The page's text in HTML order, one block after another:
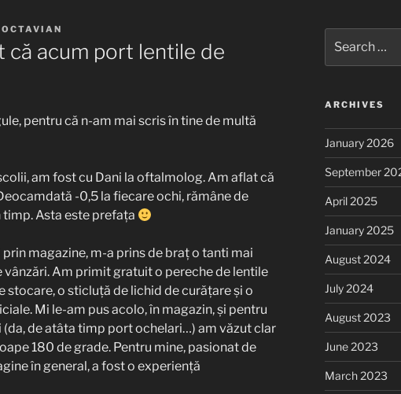
OCTAVIAN
că acum port lentile de
pentru că n-am mai scris în tine de multă
am fost cu Dani la oftalmolog. Am aflat că
-0,5 la fiecare ochi, rămâne de
Asta este prefața
magazine, m-a prins de braț o tanti mai
vânzări. Am primit gratuit o pereche de lentile
stocare, o sticluță de lichid de curățare și o
Mi le-am pus acolo, în magazin, și pentru
(da, de atâta timp port ochelari…) am văzut clar
180 de grade. Pentru mine, pasionat de
în general, a fost o experiență
for:
ARCHIVES
January 2026
September
April 2025
January 2025
August 2024
July 2024
August 2023
June 2023
March 2023